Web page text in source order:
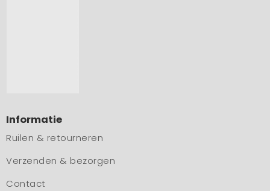
Informatie
Ruilen & retourneren
Verzenden & bezorgen
Contact